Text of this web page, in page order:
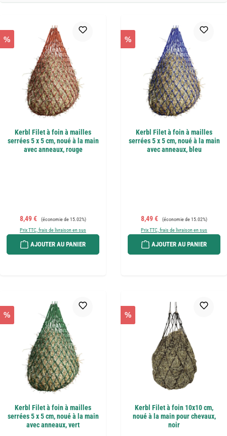
%
Kerbl Filet à foin à mailles
serrées 5 x 5 cm, noué à la main
avec anneaux, rouge
Prix de vente :
8,49 € Prix régulier :
(économie de 15.02%)
Prix TTC, frais de livraison en sus
AJOUTER AU PANIER
%
Kerbl Filet à foin à mailles
serrées 5 x 5 cm, noué à la main
avec anneaux, bleu
Prix de vente :
8,49 € Prix régulier :
(économie de 15.02%)
Prix TTC, frais de livraison en sus
AJOUTER AU PANIER
%
Kerbl Filet à foin à mailles
serrées 5 x 5 cm, noué à la main
avec anneaux, vert
%
Kerbl Filet à foin 10x10 cm,
noué à la main pour chevaux,
noir